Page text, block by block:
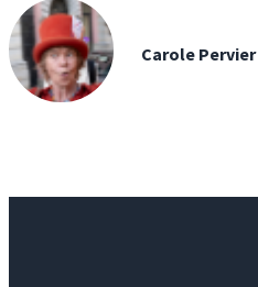
Carole Pervier